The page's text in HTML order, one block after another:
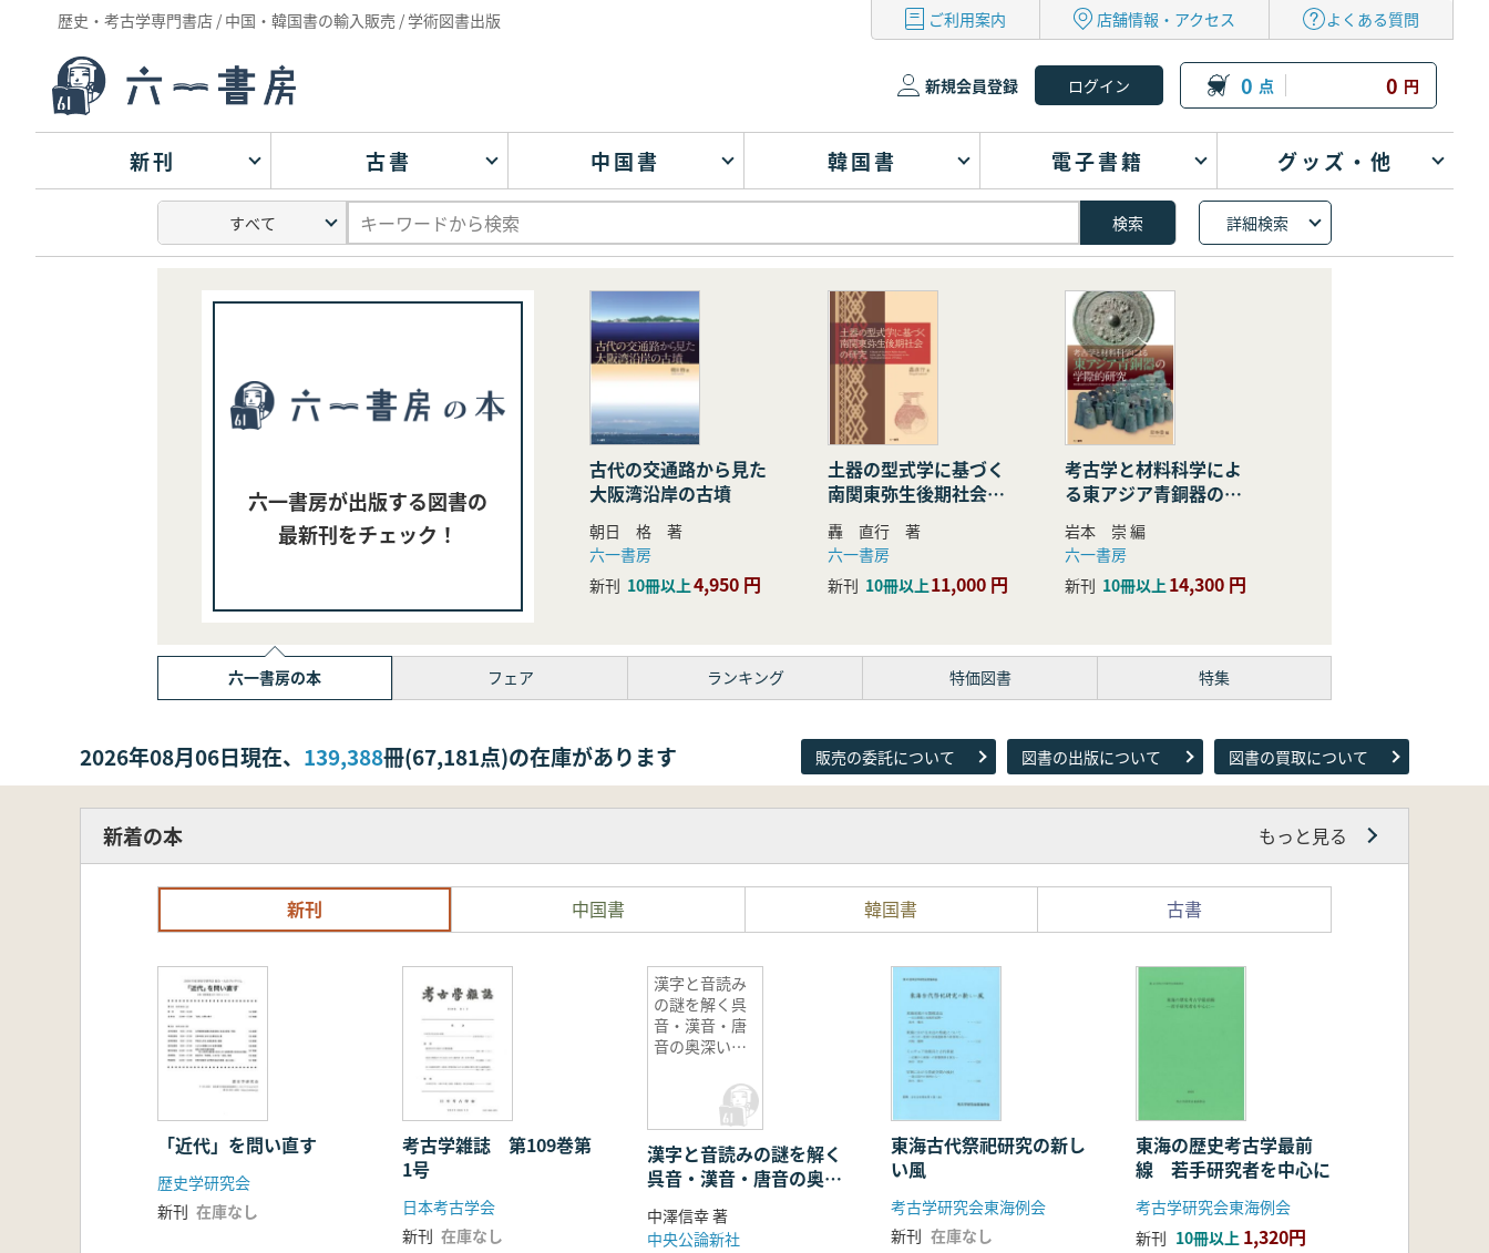
歴史・考古学専門書店 / 中国・韓国書の輸入販売 / 学術図書出版 ご利用案内 店舗情報・アクセス よくある質問
新規会員登録 0 点 0 円
新刊 古書 中国書 韓国書 電子書籍 グッズ・他
詳細検索
六一書房が出版する図書の
最新刊をチェック！
古代の交通路から見た
大阪湾沿岸の古墳
朝日 格 著
六一書房
新刊 10冊以上4,950 円
土器の型式学に基づく
南関東弥生後期社会の
研究
轟 直行 著
六一書房
新刊 10冊以上11,000 円
考古学と材料科学によ
る東アジア青銅器の学
際的研究
岩本 崇 編
六一書房
新刊 10冊以上14,300 円
六一書房の本 フェア ランキング 特価図書 特集
2026年08月06日現在、 139,388冊(67,181点)の在庫があります 販売の委託について 図書の出版について 図書の買取について
新着の本 もっと見る
新刊 中国書 韓国書 古書
「近代」を問い直す
歴史学研究会
新刊 在庫なし
考古学雑誌 第109巻第
1号
日本考古学会
新刊 在庫なし
漢字と音読み
の謎を解く呉
音・漢音・唐
音の奥深い世
漢字と音読みの謎を解く
呉音・漢音・唐音の奥深
い世界
中澤信幸 著
中央公論新社
東海古代祭祀研究の新し
い風
考古学研究会東海例会
新刊 在庫なし
東海の歴史考古学最前
線 若手研究者を中心に
考古学研究会東海例会
新刊 10冊以上 1,320円